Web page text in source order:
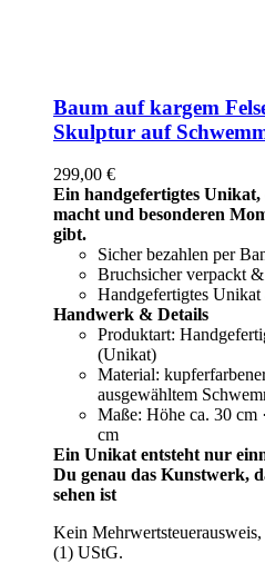
Baum auf kargem
Skulptur auf
299,00 €
Ein handgefertigtes
macht und besonderen
gibt.
Sicher bezahlen per
Bruchsicher verpackt
Handgefertigtes Unikat
Handwerk & Details
Produktart:
(Unikat)
Material:
ausgewähltem
Maße: Höhe ca. 30 cm
cm
Ein Unikat entsteht nur
Du genau das Kunstwerk,
sehen ist
Kein
(1) UStG.